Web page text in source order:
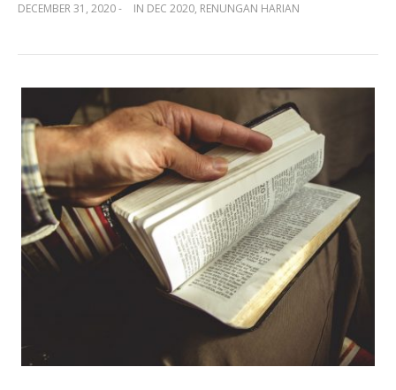
DECEMBER 31, 2020 - IN DEC 2020, RENUNGAN HARIAN